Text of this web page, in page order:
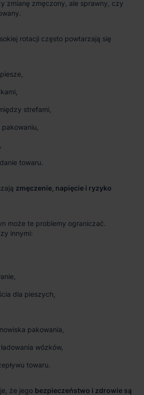
strefami,
towaru.
zmęczenie, napięcie i ryzyko
dla pieszych,
pakowania,
wózków,
towaru.
bezpieczeństwo i zdrowie są